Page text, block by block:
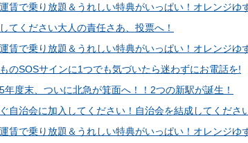
賃で乗り放題＆うれしい特典がいっぱい！オレンジゆ
てください大人の責任さあ、投票へ！
賃で乗り放題＆うれしい特典がいっぱい！オレンジゆ
のSOSサインに1つでも気づいたら迷わずにお電話を!
年度末、ついに北急が箕面へ！！2つの新駅が誕生！
自治会に加入してください！自治会を結成してくださ
賃で乗り放題＆うれしい特典がいっぱい！オレンジゆ